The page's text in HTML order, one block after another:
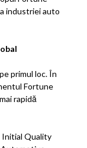
industriei auto
primul loc. În
Fortune
rapidă
Initial Quality